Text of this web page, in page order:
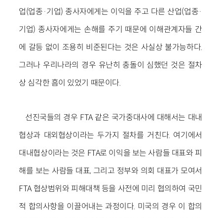
업(업종·기업) 종사자에게는 이익을 주고 다른 산업(업종·
기업) 종사자에게는 손해를 주기 때문에 이해관계자들 간
에 갈등 없이 조용히 비준된다는 것은 사실상 불가능하다.
그러나 우리나라의 경우 유난히 충돌이 심했던 것은 절차
상 심각한 흠이 있었기 때문이다.
선진국들의 경우 FTA 같은 국가중대사에 대해서는 대내
협상과 대외협상이라는 두가지 절차를 거친다. 여기에서
대내협상이라는 것은 FTA로 이익을 보는 사람들 대표와 피
해를 보는 사람들 대표, 그리고 정부와 의회 대표가 모여서
FTA 협상범위와 피해대책 등을 사전에 미리 협의하여 국민
적 합의사항을 이끌어내는 과정이다. 미국의 경우 이 합의